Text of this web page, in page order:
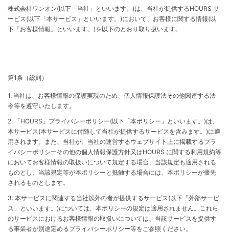
株式会社ワンオン(以下「当社」といいます。)は、当社が提供するHOURS サ
ービス(以下「本サービス」といいます。)において、お客様に関する情報(以
下「お客様情報」といいます。)を以下のとおり取り扱います。
第1条（総則）
1. 当社は、お客様情報の保護実現のため、個人情報保護法その他関連する法
令等を遵守いたします。
2. 「HOURS」プライバシーポリシー(以下「本ポリシー」といいます。)は、
本サービス(本サービスに付随して当社が提供するサービスを含みます。)に適
用されます。また、当社が、当社の運営するウェブサイト上に掲載するプラ
イバシーポリシーその他の個人情報保護方針又はHOURS に関する利用規約等
においてお客様情報の取扱いについて規定する場合、当該規定も適用される
ものとし、当該規定等が本ポリシーと抵触する場合には、本ポリシーが優先
されるものとします。
3. 本サービスに関連する当社以外の者が提供するサービス(以下「外部サービ
ス」といいます。)については、本ポリシーの規定は適用されません。これら
のサービスにおけるお客様情報の取扱いについては、当該サービスを提供す
る事業者が別途定めるプライバシーポリシー等をご参照ください。